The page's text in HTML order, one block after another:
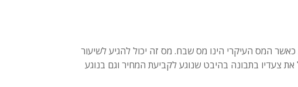
המס העיקרי הינו מס שבח. מס זה יכול להגיע לשיעור
את צעדיו בתבונה בהיבט שנוגע לקביעת המחיר וגם בנוגע